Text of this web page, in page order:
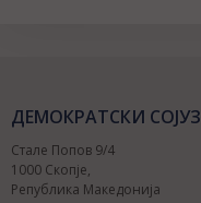
ДЕМОКРАТСКИ СОЈУЗ
Стале Попов 9/4
1000 Скопје,
Република Македонија